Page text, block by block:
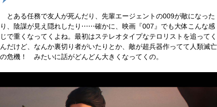
とある任務で友人が死んだり、先輩エージェントの009が敵になった
り、陰謀が見え隠れしたり⋯⋯確かに、映画『007』でも大体こんな感
じで重くなってくよね。最初はステレオタイプなテロリストを追ってく
んだけど、なんか裏切り者がいたりとか、敵が超兵器作ってて人類滅亡
の危機！ みたいに話がどんどん大きくなってくの。